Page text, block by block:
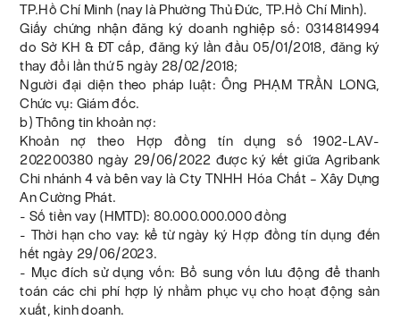
TP.Hồ Chí Minh (nay là Phường Thủ Đức, TP.Hồ Chí Minh).
Giấy chứng nhận đăng ký doanh nghiệp số: 0314814994
do Sở KH & ĐT cấp, đăng ký lần đầu 05/01/2018, đăng ký
thay đổi lần thứ 5 ngày 28/02/2018;
Người đại diện theo pháp luật: Ông PHẠM TRẦN LONG,
Chức vụ: Giám đốc.
b) Thông tin khoản nợ:
Khoản nợ theo Hợp đồng tín dụng số 1902-LAV-
202200380 ngày 29/06/2022 được ký kết giữa Agribank
Chi nhánh 4 và bên vay là Cty TNHH Hóa Chất – Xây Dựng
An Cường Phát.
- Số tiền vay (HMTD): 80.000.000.000 đồng
- Thời hạn cho vay: kể từ ngày ký Hợp đồng tín dụng đến
hết ngày 29/06/2023.
- Mục đích sử dụng vốn: Bổ sung vốn lưu động để thanh
toán các chi phí hợp lý nhằm phục vụ cho hoạt động sản
xuất, kinh doanh.